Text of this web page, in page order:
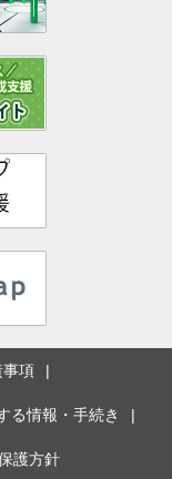
事項
る情報・手続き
護方針